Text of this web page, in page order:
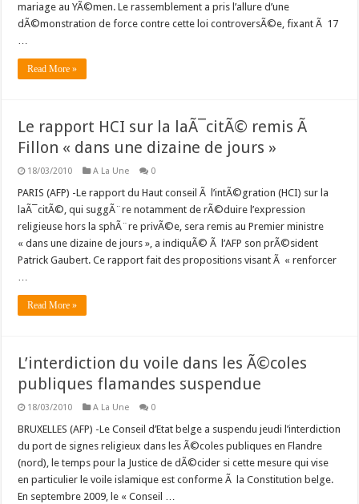
mariage au YÃ©men. Le rassemblement a pris l’allure d’une
dÃ©monstration de force contre cette loi controversÃ©e, fixant Ã 17
…
Read More »
Le rapport HCI sur la laÃ¯citÃ© remis Ã
Fillon « dans une dizaine de jours »
18/03/2010 A La Une 0
PARIS (AFP) -Le rapport du Haut conseil Ã l’intÃ©gration (HCI) sur la
laÃ¯citÃ©, qui suggÃ¨re notamment de rÃ©duire l’expression
religieuse hors la sphÃ¨re privÃ©e, sera remis au Premier ministre
« dans une dizaine de jours », a indiquÃ© Ã l’AFP son prÃ©sident
Patrick Gaubert. Ce rapport fait des propositions visant Ã « renforcer
…
Read More »
L’interdiction du voile dans les Ã©coles
publiques flamandes suspendue
18/03/2010 A La Une 0
BRUXELLES (AFP) -Le Conseil d’Etat belge a suspendu jeudi l’interdiction
du port de signes religieux dans les Ã©coles publiques en Flandre
(nord), le temps pour la Justice de dÃ©cider si cette mesure qui vise
en particulier le voile islamique est conforme Ã la Constitution belge.
En septembre 2009, le « Conseil …